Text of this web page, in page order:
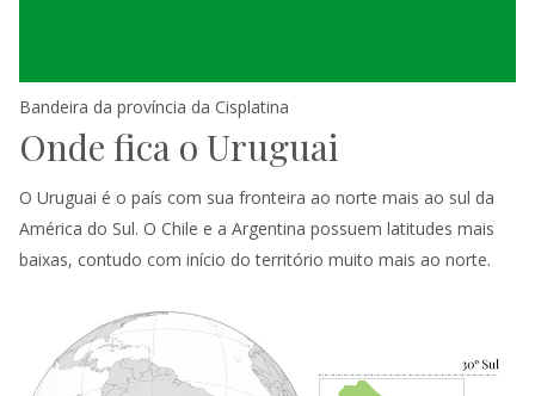
Bandeira da província da Cisplatina
Onde fica o Uruguai
O Uruguai é o país com sua fronteira ao norte mais ao sul da
América do Sul. O Chile e a Argentina possuem latitudes mais
baixas, contudo com início do território muito mais ao norte.